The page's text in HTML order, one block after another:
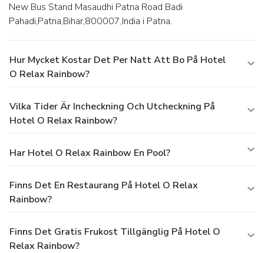
New Bus Stand Masaudhi Patna Road Badi
Pahadi,Patna,Bihar,800007,India i Patna.
Hur Mycket Kostar Det Per Natt Att Bo På Hotel
O Relax Rainbow?
Vilka Tider Är Incheckning Och Utcheckning På
Hotel O Relax Rainbow?
Har Hotel O Relax Rainbow En Pool?
Finns Det En Restaurang På Hotel O Relax
Rainbow?
Finns Det Gratis Frukost Tillgänglig På Hotel O
Relax Rainbow?